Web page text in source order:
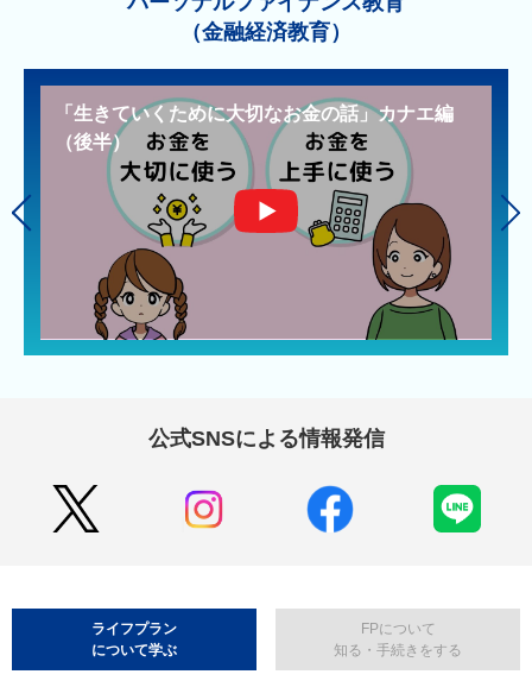
（金融経済教育）
金融経済教育用小冊子のご紹介（前半）
公式SNSによる情報発信
ライフプラン
について学ぶ
FPについて
知る・手続きをする